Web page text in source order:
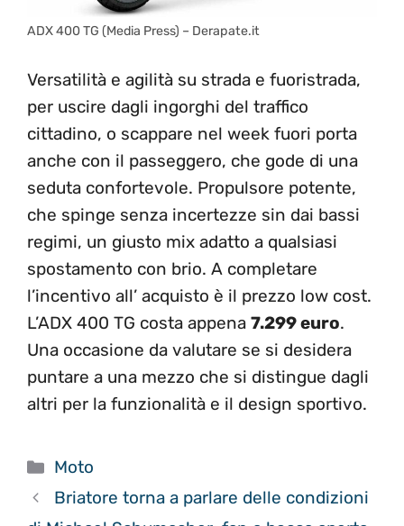
ADX 400 TG (Media Press) – Derapate.it
Versatilità e agilità su strada e fuoristrada,
per uscire dagli ingorghi del traffico
cittadino, o scappare nel week fuori porta
anche con il passeggero, che gode di una
seduta confortevole. Propulsore potente,
che spinge senza incertezze sin dai bassi
regimi, un giusto mix adatto a qualsiasi
spostamento con brio. A completare
l’incentivo all’ acquisto è il prezzo low cost.
L’ADX 400 TG costa appena 7.299 euro.
Una occasione da valutare se si desidera
puntare a una mezzo che si distingue dagli
altri per la funzionalità e il design sportivo.
Categorie
Moto
Briatore torna a parlare delle condizioni